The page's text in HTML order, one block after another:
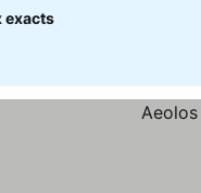
exacts